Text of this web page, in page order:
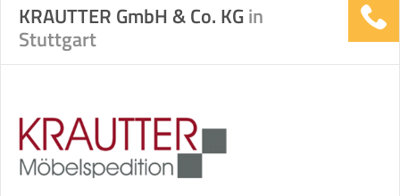
KRAUTTER GmbH & Co. KGin
Stuttgart